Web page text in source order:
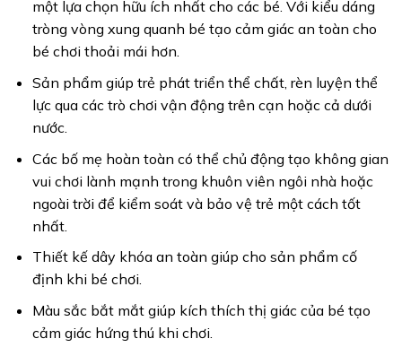
một lựa chọn hữu ích nhất cho các bé. Với kiểu dáng
tròng vòng xung quanh bé tạo cảm giác an toàn cho
bé chơi thoải mái hơn.
Sản phẩm giúp trẻ phát triển thể chất, rèn luyện thể
lực qua các trò chơi vận động trên cạn hoặc cả dưới
nước.
Các bố mẹ hoàn toàn có thể chủ động tạo không gian
vui chơi lành mạnh trong khuôn viên ngôi nhà hoặc
ngoài trời để kiểm soát và bảo vệ trẻ một cách tốt
nhất.
Thiết kế dây khóa an toàn giúp cho sản phẩm cố
định khi bé chơi.
Màu sắc bắt mắt giúp kích thích thị giác của bé tạo
cảm giác hứng thú khi chơi.